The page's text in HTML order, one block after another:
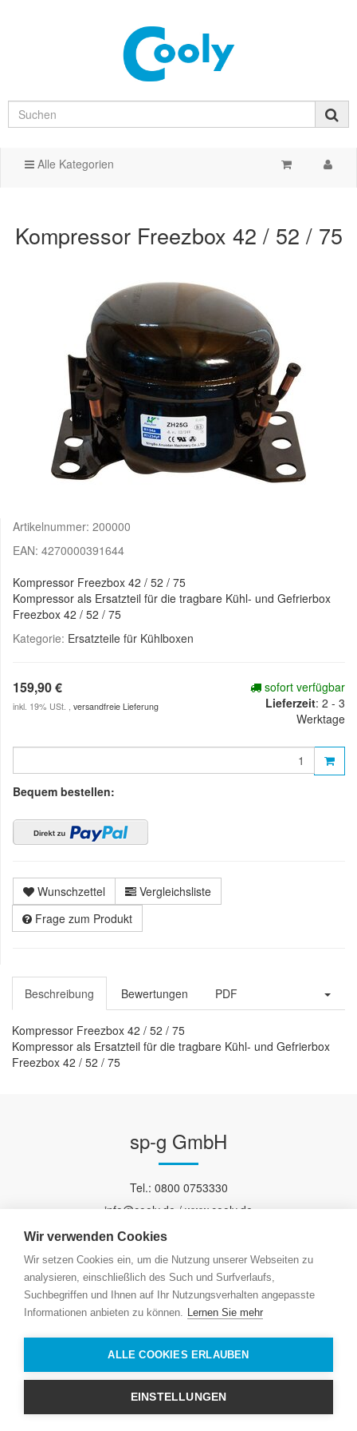
Alle Kategorien
Kompressor Freezbox 42 / 52 / 75
Artikelnummer: 200000
EAN: 4270000391644
Kompressor Freezbox 42 / 52 / 75
Kompressor als Ersatzteil für die tragbare Kühl- und Gefrierbox
Freezbox 42 / 52 / 75
Kategorie: Ersatzteile für Kühlboxen
159,90 €
inkl. 19% USt. , versandfreie Lieferung
sofort verfügbar
Lieferzeit: 2 - 3
Werktage
Bequem bestellen:
Wunschzettel
Vergleichsliste
Frage zum Produkt
Beschreibung Bewertungen PDF
Kompressor Freezbox 42 / 52 / 75
Kompressor als Ersatzteil für die tragbare Kühl- und Gefrierbox
Freezbox 42 / 52 / 75
sp-g GmbH
Tel.: 0800 0753330
info@cooly.de / www.cooly.de
AGB / Widerrufsrecht
Impressum / Datenschutz / Newsletter
*Alle Preise inkl. gesetzlicher USt., zzgl.Versand
Wir verwenden Cookies
Wir setzen Cookies ein, um die Nutzung unserer Webseiten zu
analysieren, einschließlich des Such und Surfverlaufs,
Suchbegriffen und Ihnen auf Ihr Nutzungsverhalten angepasste
Informationen anbieten zu können. Lernen Sie mehr
ALLE COOKIES ERLAUBEN
EINSTELLUNGEN